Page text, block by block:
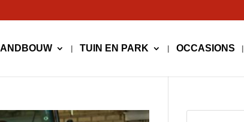
TUIN EN PARK OCCASIONS